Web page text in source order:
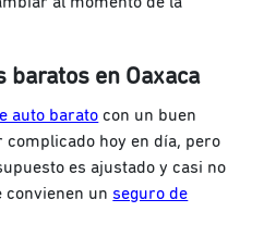
baratos en Oaxaca
auto barato con un buen
hoy en día, pero
es ajustado y casi no
convienen unseguro de